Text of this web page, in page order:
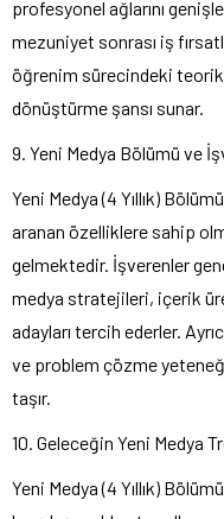
profesyonel ağlarını
mezuniyet sonrası iş
öğrenim sürecindeki
dönüştürme şansı sunar.
9. Yeni Medya Bölümü ve
Yeni Medya (4 Yıllık)
aranan özelliklere sahip
gelmektedir. İşverenler
medya stratejileri, içerik
adayları tercih ederler.
ve problem çözme
taşır.
10. Geleceğin Yeni Medya
Yeni Medya (4 Yıllık)